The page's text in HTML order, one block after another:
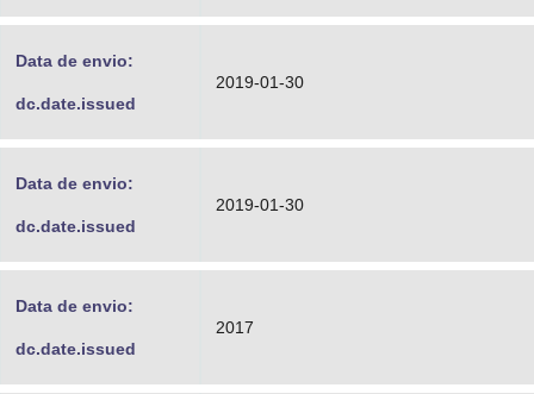
Data de envio:
dc.date.issued
2019-01-30
Data de envio:
dc.date.issued
2019-01-30
Data de envio:
dc.date.issued
2017